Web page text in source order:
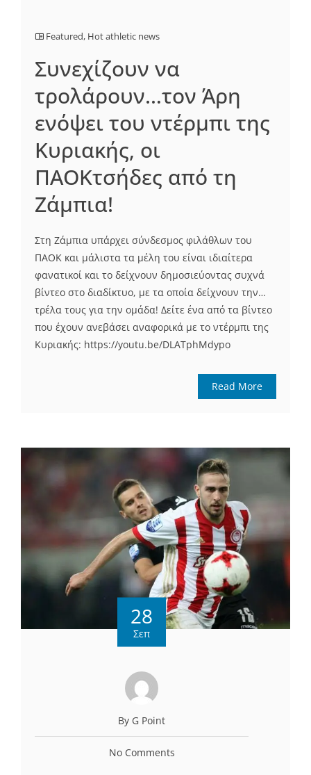
Featured, Hot athletic news
Συνεχίζουν να
τρολάρουν…τον Άρη
ενόψει του ντέρμπι της
Κυριακής, οι
ΠΑΟΚτσήδες από τη
Ζάμπια!
Στη Ζάμπια υπάρχει σύνδεσμος φιλάθλων του
ΠΑΟΚ και μάλιστα τα μέλη του είναι ιδιαίτερα
φανατικοί και το δείχνουν δημοσιεύοντας συχνά
βίντεο στο διαδίκτυο, με τα οποία δείχνουν την…
τρέλα τους για την ομάδα! Δείτε ένα από τα βίντεο
που έχουν ανεβάσει αναφορικά με το ντέρμπι της
Κυριακής: https://youtu.be/DLATphMdypo
Read More
28
Σεπ
By G Point
No Comments